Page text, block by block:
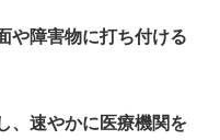
や障害物に打ち付ける
、速やかに医療機関を